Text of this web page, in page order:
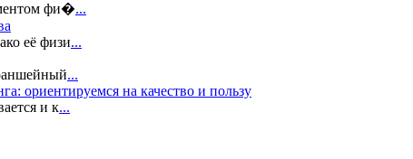
фи�...
её физи...
...
ориентируемся на качество и пользу
и к...